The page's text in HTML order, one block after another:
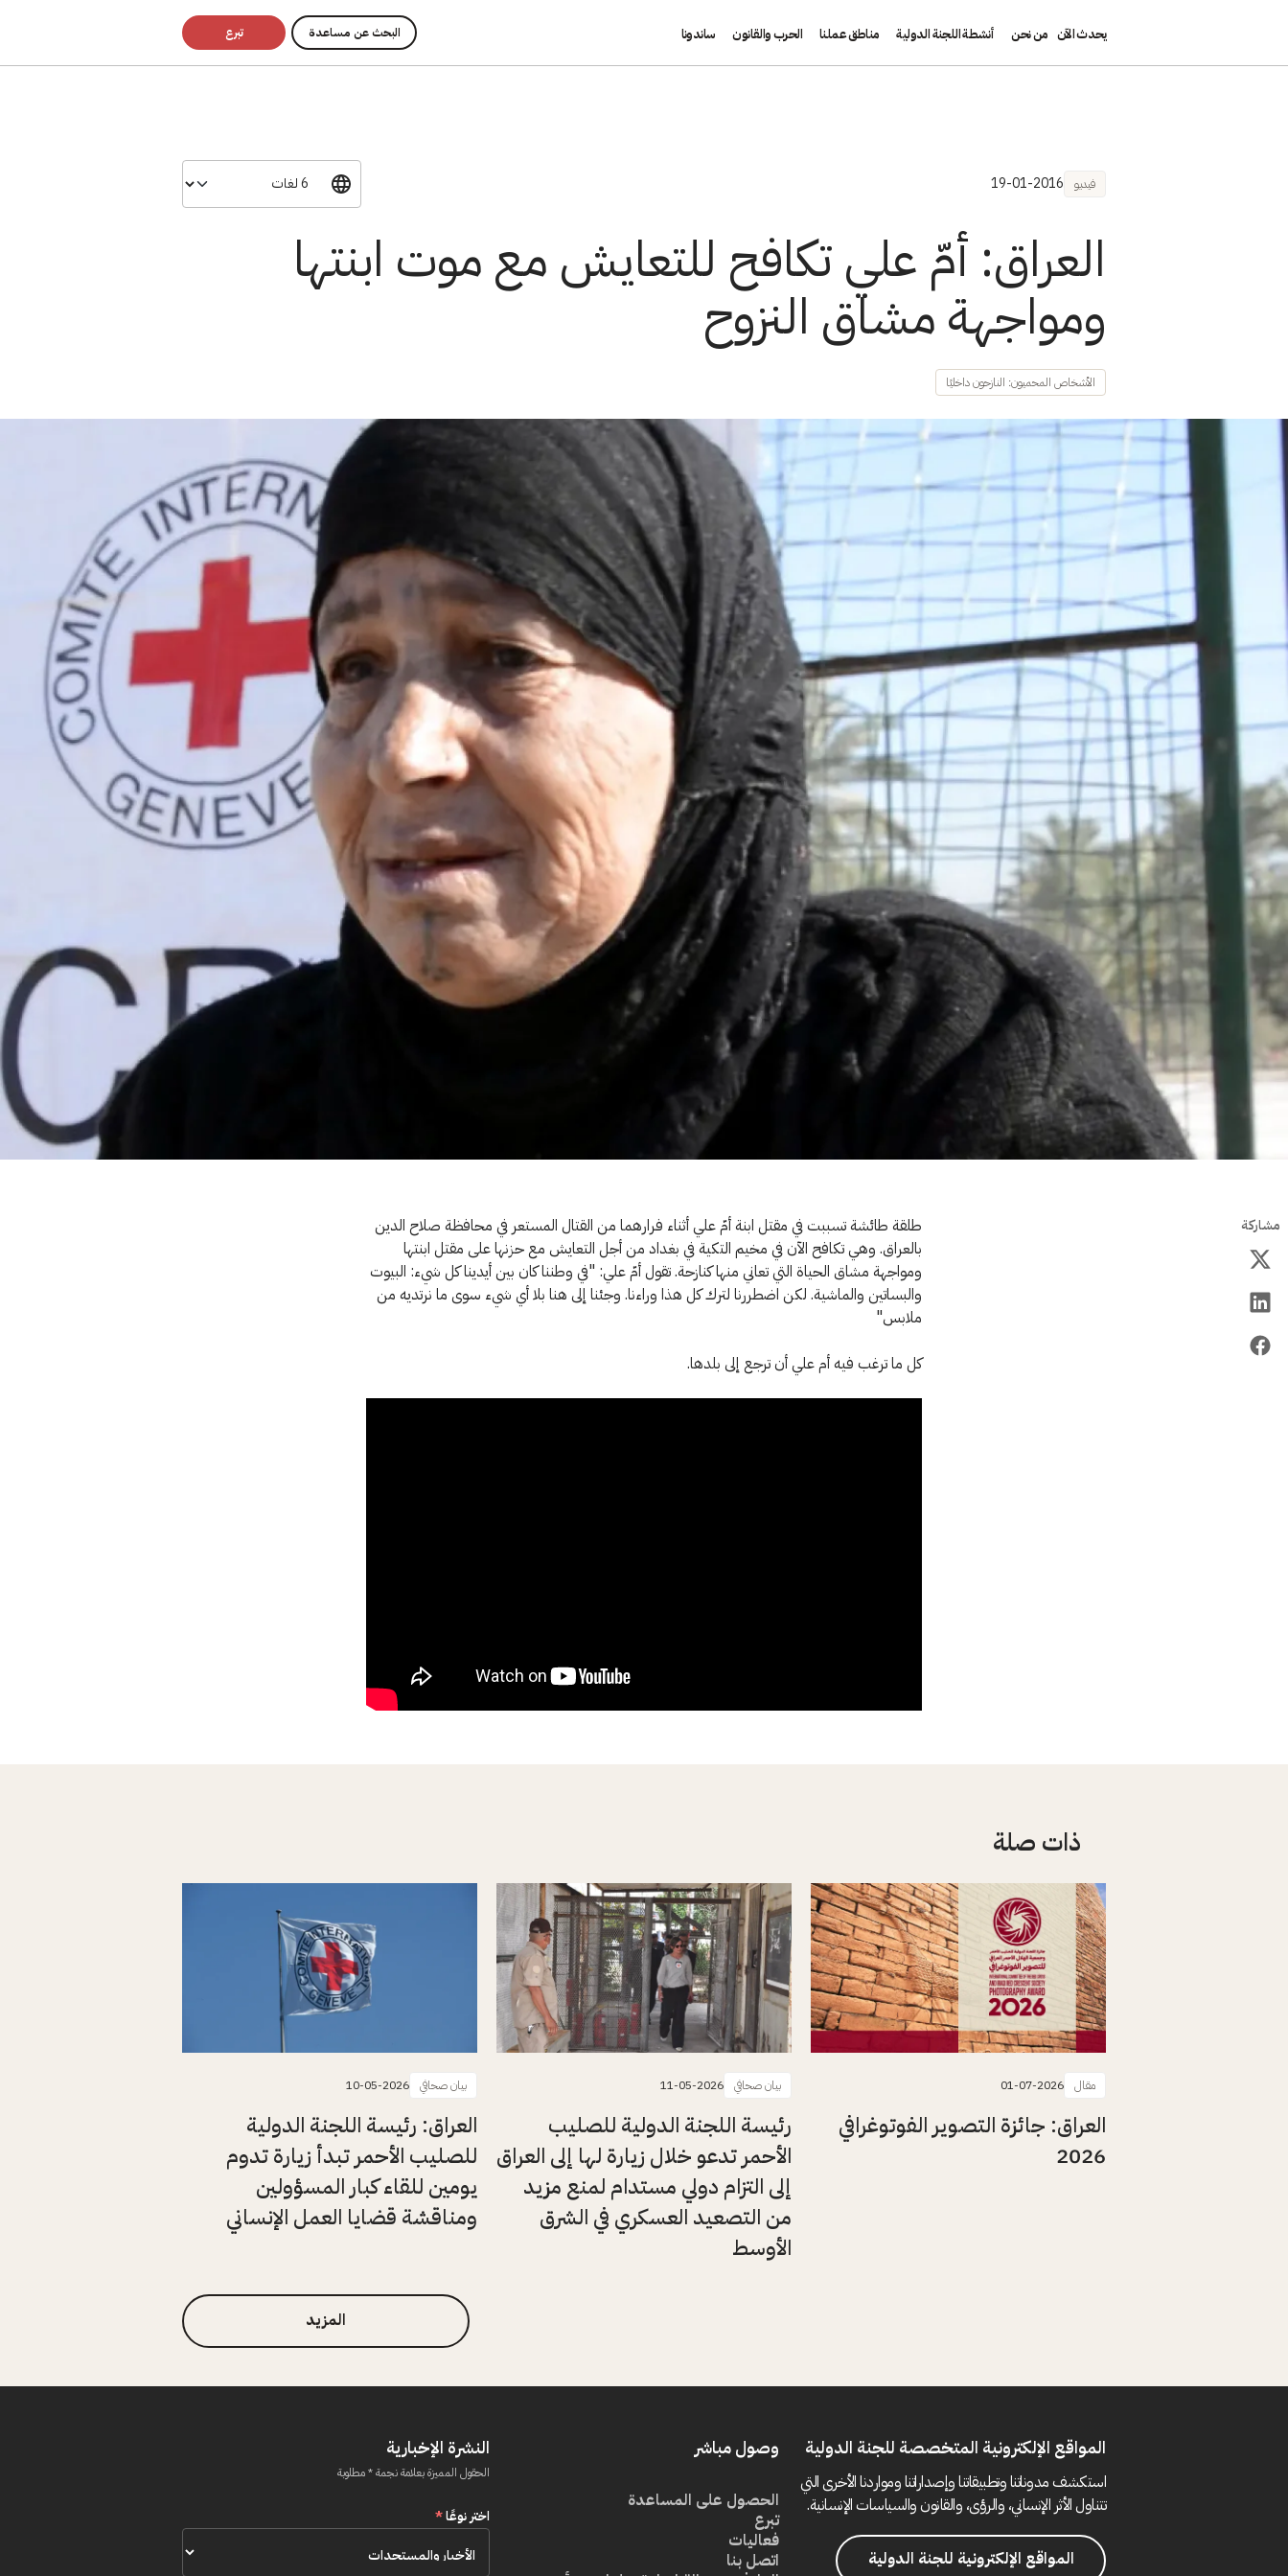
يحدث الآن من نحن أنشطة اللجنة الدولية مناطق عملنا الحرب والقانون ساندونا البحث عن مساعدة تبرع
فيديو 19-01-2016
العراق: أمّ علي تكافح للتعايش مع موت ابنتها
ومواجهة مشاق النزوح
الأشخاص المحميون: النازحون داخليًا
مشاركة
طلقة طائشة تسببت في مقتل ابنة أمّ علي أثناء فرارهما من القتال المستعر في محافظة صلاح الدين
بالعراق. وهي تكافح الآن في مخيم التكية في بغداد من أجل التعايش مع حزنها على مقتل ابنتها
ومواجهة مشاق الحياة التي تعاني منها كنازحة. تقول أمّ علي: "في وطننا كان بين أيدينا كل شيء: البيوت
والبساتين والماشية. لكن اضطررنا لترك كل هذا وراءنا. وجئنا إلى هنا بلا أي شيء سوى ما نرتديه من
ملابس"
كل ما ترغب فيه أم علي أن ترجع إلى بلدها.
ذات صلة
مقال 01-07-2026
العراق: جائزة التصوير الفوتوغرافي
2026
بيان صحافي 11-05-2026
رئيسة اللجنة الدولية للصليب
الأحمر تدعو خلال زيارة لها إلى العراق
إلى التزام دولي مستدام لمنع مزيد
من التصعيد العسكري في الشرق
الأوسط
بيان صحافي 10-05-2026
العراق: رئيسة اللجنة الدولية
للصليب الأحمر تبدأ زيارة تدوم
يومين للقاء كبار المسؤولين
ومناقشة قضايا العمل الإنساني
المزيد
المواقع الإلكترونية المتخصصة للجنة الدولية
استكشف مدوناتنا وتطبيقاتنا وإصداراتنا ومواردنا الأخرى التي
تتناول الأثر الإنساني، والرؤى، والقانون والسياسات الإنسانية.
المواقع الإلكترونية للجنة الدولية
وصول مباشر
الحصول على المساعدة
تبرع
فعاليات
اتصل بنا
النشرة الإخبارية
الحقول المميزة بعلامة نجمة * مطلوبة
اختر نوعًا*